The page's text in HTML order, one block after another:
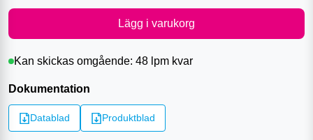
Lägg i varukorg
Kan skickas omgående: 48 lpm kvar
Dokumentation
Datablad Produktblad